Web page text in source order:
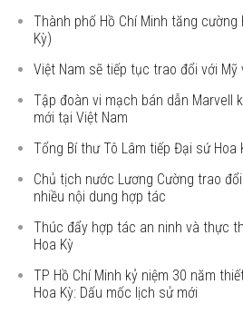
Thành phố Hồ Chí Minh tăng
Kỳ)
Việt Nam sẽ tiếp tục trao đổi với
Tập đoàn vi mạch bán dẫn Marvell
mới tại Việt Nam
Tổng Bí thư Tô Lâm tiếp Đại sứ Hoa
Chủ tịch nước Lương Cường trao
nhiều nội dung hợp tác
Thúc đẩy hợp tác an ninh và thực
Hoa Kỳ
TP Hồ Chí Minh kỷ niệm 30 năm
Hoa Kỳ: Dấu mốc lịch sử mới